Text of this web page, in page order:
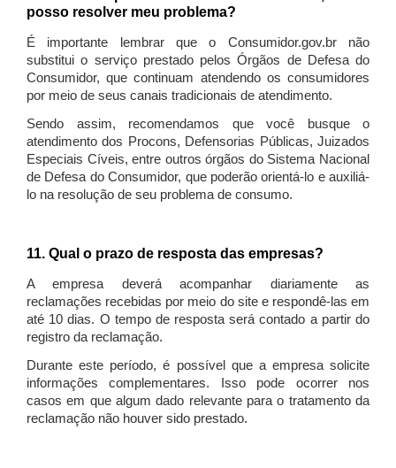
posso resolver meu problema?
É importante lembrar que o Consumidor.gov.br não
substitui o serviço prestado pelos Órgãos de Defesa do
Consumidor, que continuam atendendo os consumidores
por meio de seus canais tradicionais de atendimento.
Sendo assim, recomendamos que você busque o
atendimento dos Procons, Defensorias Públicas, Juizados
Especiais Cíveis, entre outros órgãos do Sistema Nacional
de Defesa do Consumidor, que poderão orientá-lo e auxiliá-
lo na resolução de seu problema de consumo.
11. Qual o prazo de resposta das empresas?
A empresa deverá acompanhar diariamente as
reclamações recebidas por meio do site e respondê-las em
até 10 dias. O tempo de resposta será contado a partir do
registro da reclamação.
Durante este período, é possível que a empresa solicite
informações complementares. Isso pode ocorrer nos
casos em que algum dado relevante para o tratamento da
reclamação não houver sido prestado.